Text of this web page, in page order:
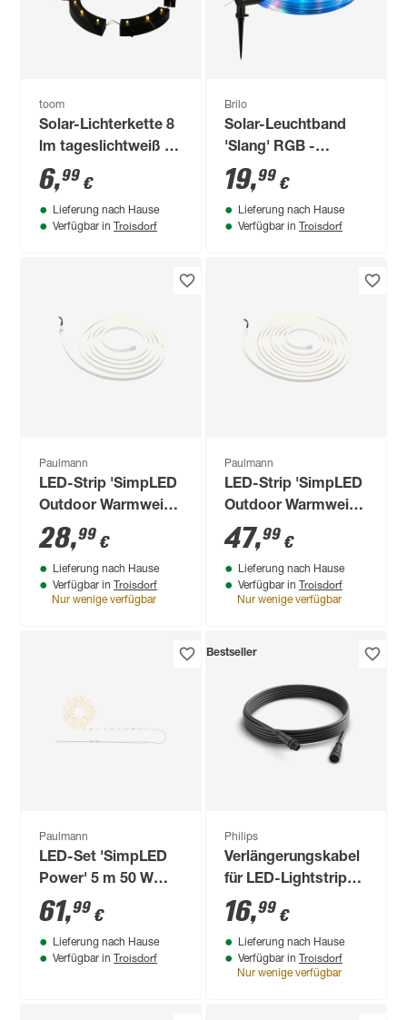
toom
Solar-Lichterkette 8
lm tageslichtweiß IP
44 Ø 30 x 3,5 cm
6,99 €
Lieferung nach Hause
Verfügbar in Troisdorf
Brilo
Solar-Leuchtband
'Slang' RGB -
tunable white IP 44
19,99 €
Lieferung nach Hause
Verfügbar in Troisdorf
Paulmann
LED-Strip 'SimpLED
Outdoor Warmweiß
Komplettset' 3 m 12
W Weiß
28,99 €
Lieferung nach Hause
Verfügbar in Troisdorf
Nur wenige verfügbar
Paulmann
LED-Strip 'SimpLED
Outdoor Warmweiß
Komplettset' 5 m 20
W Weiß
47,99 €
Lieferung nach Hause
Verfügbar in Troisdorf
Nur wenige verfügbar
Paulmann
LED-Set 'SimpLED
Power' 5 m 50 W
warmweiß, weiß
61,99 €
Lieferung nach Hause
Verfügbar in Troisdorf
Bestseller
Philips
Verlängerungskabel
für LED-Lightstrip
'Hue White & Color
Ambiance' 5m
16,99 €
Lieferung nach Hause
Verfügbar in Troisdorf
Nur wenige verfügbar